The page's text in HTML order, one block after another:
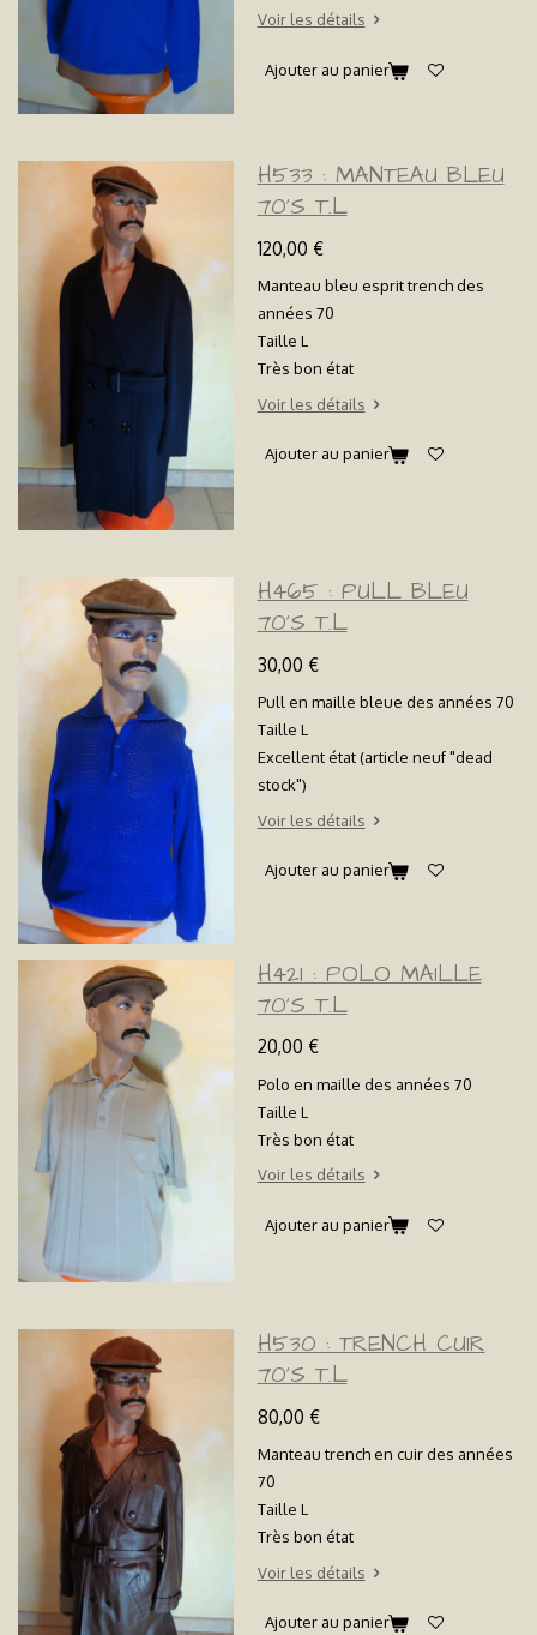
Voir les détails
Ajouter au panier
H533 : MANTEAU BLEU
70'S T.L
120,00 €
Manteau bleu esprit trench des
années 70
Taille L
Très bon état
Voir les détails
Ajouter au panier
H465 : PULL BLEU
70'S T.L
30,00 €
Pull en maille bleue des années 70
Taille L
Excellent état (article neuf "dead
stock")
Voir les détails
Ajouter au panier
H421 : POLO MAILLE
70'S T.L
20,00 €
Polo en maille des années 70
Taille L
Très bon état
Voir les détails
Ajouter au panier
H530 : TRENCH CUIR
70'S T.L
80,00 €
Manteau trench en cuir des années
70
Taille L
Très bon état
Voir les détails
Ajouter au panier